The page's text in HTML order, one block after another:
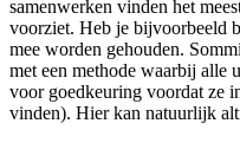
samenwerken vinden het
voorziet. Heb je bijvoorbeeld
mee worden gehouden.
met een methode waarbij alle
voor goedkeuring voordat ze
vinden). Hier kan natuurlijk